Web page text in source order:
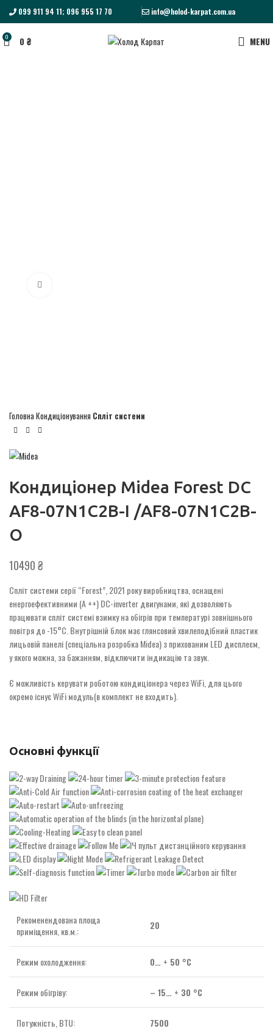
099 911 94 11; 096 955 17 70 info@holod-karpat.com.ua
0 0 ₴ MENU
ГоловнаКондиціонування Спліт системи
Кондиціонер Midea Forest DC
AF8-07N1C2B-I /AF8-07N1C2B-
O
10490₴
Спліт системи серії “Forest”, 2021 року виробництва, оснащені
енергоефективними (А ++) DC-inverter двигунами, які дозволяють
працювати спліт системі взимку на обігрів при температурі зовнішнього
повітря до -15°С. Внутрішній блок має глянсовий хвилеподібний пластик
лицьовій панелі (спеціальна розробка Midea) з прихованим LED дисплеєм,
у якого можна, за бажанням, відключити індикацію та звук.
Є можливість керувати роботою кондиціонера через WiFi, для цього
окремо існує WiFi модуль(в комплект не входить).
Основні функції
Рекоменендована площа
приміщення, кв.м.:
20
Режим охолодження: 0… + 50 °C
Режим обігріву: – 15… + 30 °C
Потужність, BTU: 7500